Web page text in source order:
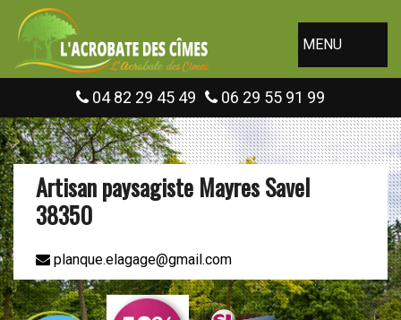
MENU
04 82 29 45 49 06 29 55 91 99
Artisan paysagiste Mayres Savel
38350
planque.elagage@gmail.com